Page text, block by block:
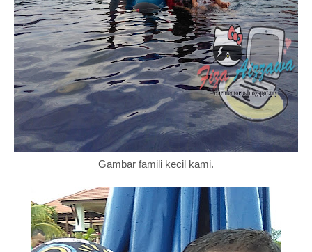
Gambar famili kecil kami.